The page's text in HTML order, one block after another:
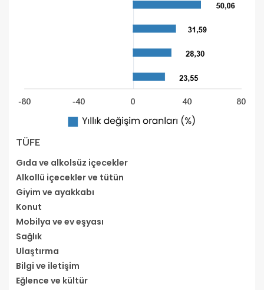
TÜFE
Gıda ve alkolsüz içecekler
Alkollü içecekler ve tütün
Giyim ve ayakkabı
Konut
Mobilya ve ev eşyası
Sağlık
Ulaştırma
Bilgi ve iletişim
Eğlence ve kültür